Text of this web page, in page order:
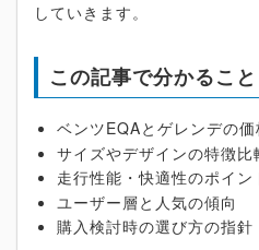
していきます。
この記事で分かること
ベンツEQAとゲレンデの
サイズやデザインの特徴比
走行性能・快適性のポイン
ユーザー層と人気の傾向
購入検討時の選び方の指針